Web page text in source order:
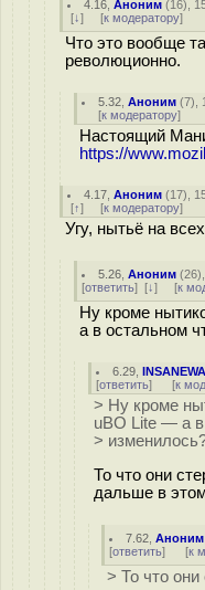
4.16 ,Аноним (16),
[↓] [к модератору]
Что это вообще
революционно.
5.32 ,Аноним (7),
[к модератору]
Настоящий
https://
4.17 ,Аноним (17),
[↑] [к модератору]
Угу, нытьё на
5.26 ,Аноним (26
[ответить] [↓] [к
Ну кроме
а в остальном
6.29 ,
[ответить] [к
> Ну кроме
uBO Lite — а в
>
То что они
дальше в
7.62 ,Аноним
[ответить] [к
> То что